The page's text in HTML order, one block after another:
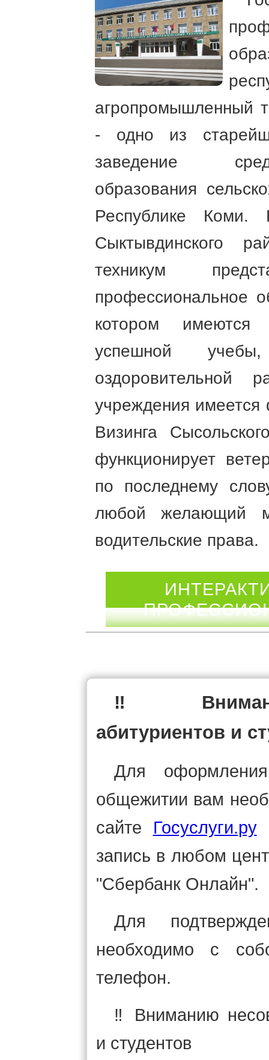
агропромышленный
- одно из
заведение
образования
Республике Коми.
Сыктывдинского
техникум
профессиональное
котором
успешной
оздоровительной
учреждения
Визинга
функционирует
по последнему
любой желающий
водительские права.
‼
абитуриентов и
Для
общежитии вам
сайте Госуслуги.ру
запись в любом
"Сбербанк Онлайн".
Для
необходимо с
телефон.
‼ Вниманию
и студентов